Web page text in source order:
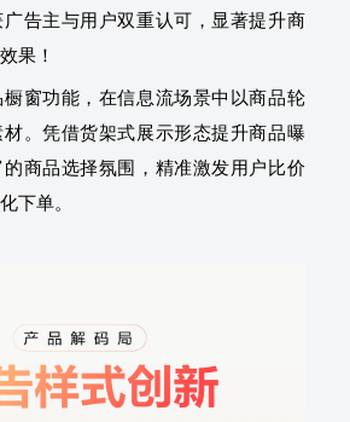
告主与用户双重认可，显著提升商
果！
窗功能，在信息流场景中以商品轮
。凭借货架式展示形态提升商品曝
商品选择氛围，精准激发用户比价
下单。